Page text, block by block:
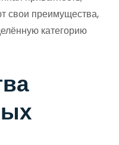
свои преимущества,
категорию